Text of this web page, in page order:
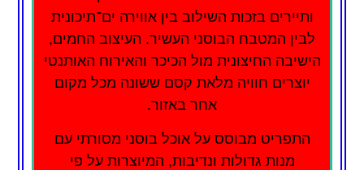
ותיירים בזכות השילוב בין אווירה ים־תיכונית
לבין המטבח הבוסני העשיר. העיצוב החמים,
הישיבה החיצונית מול הכיכר והאירוח האותנטי
יוצרים חוויה מלאת קסם ששונה מכל מקום
אחר באזור.
התפריט מבוסס על אוכל בוסני מסורתי עם
מנות גדולות ונדיבות, המיוצרות על פי